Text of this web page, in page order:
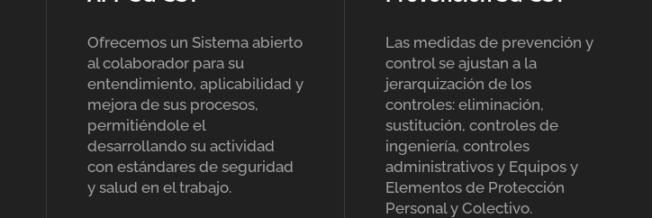
Ofrecemos un Sistema abierto
al colaborador para su
entendimiento, aplicabilidad y
mejora de sus procesos,
permitiéndole el
desarrollando su actividad
con estándares de seguridad
y salud en el trabajo.
Las medidas de prevención y
control se ajustan a la
jerarquización de los
controles: eliminación,
sustitución, controles de
ingeniería, controles
administrativos y Equipos y
Elementos de Protección
Personal y Colectivo.